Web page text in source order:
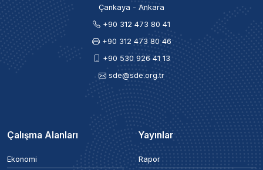
Çankaya - Ankara
+90 312 473 80 41
+90 312 473 80 46
+90 530 926 41 13
sde@sde.org.tr
Çalışma Alanları
Ekonomi
Yayınlar
Rapor